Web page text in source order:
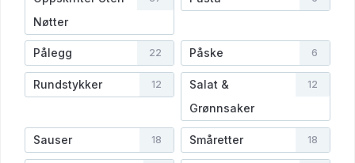
Nøtter
Pålegg 22 Påske 6
Rundstykker 12
Salat &
Grønnsaker
12
Sauser 18 Småretter 18